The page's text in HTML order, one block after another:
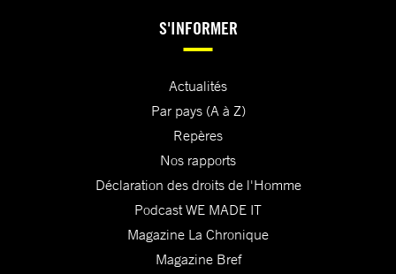
S'INFORMER
Actualités
Par pays (A à Z)
Repères
Nos rapports
Déclaration des droits de l'Homme
Podcast WE MADE IT
Magazine La Chronique
Magazine Bref